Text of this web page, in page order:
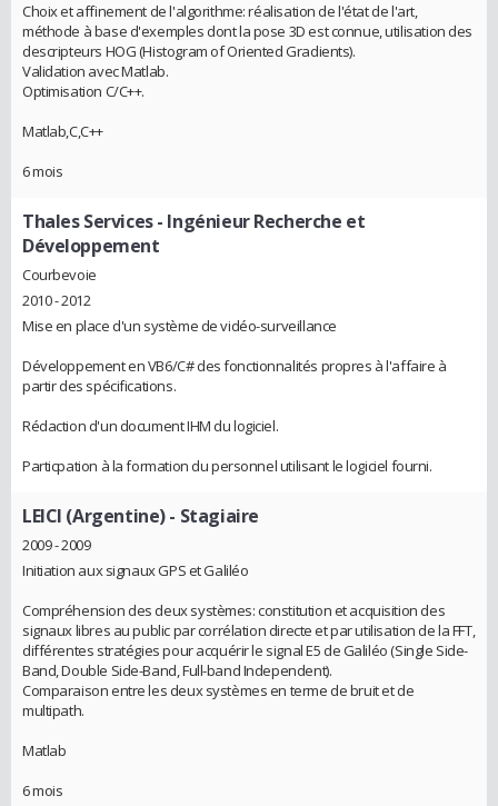
Choix et affinement de l'algorithme: réalisation de l'état de l'art,
méthode à base d'exemples dont la pose 3D est connue, utilisation des
descripteurs HOG (Histogram of Oriented Gradients).
Validation avec Matlab.
Optimisation C/C++.
Matlab,C,C++
6 mois
Thales Services- Ingénieur Recherche et
Développement
Courbevoie
2010 - 2012
Mise en place d'un système de vidéo-surveillance
Développement en VB6/C# des fonctionnalités propres à l'affaire à
partir des spécifications.
Rédaction d'un document IHM du logiciel.
Particpation à la formation du personnel utilisant le logiciel fourni.
LEICI (Argentine)- Stagiaire
2009 - 2009
Initiation aux signaux GPS et Galiléo
Compréhension des deux systèmes: constitution et acquisition des
signaux libres au public par corrélation directe et par utilisation de la FFT,
différentes stratégies pour acquérir le signal E5 de Galiléo (Single Side-
Band, Double Side-Band, Full-band Independent).
Comparaison entre les deux systèmes en terme de bruit et de
multipath.
Matlab
6 mois